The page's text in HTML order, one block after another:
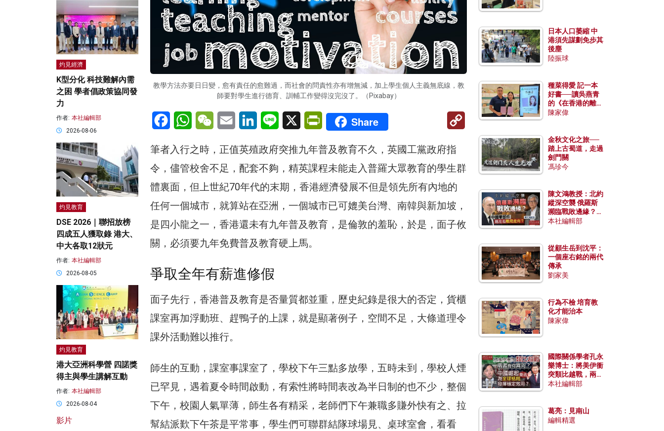
教學方法亦要日日變，愈有責任的愈難過，而社會的問責性亦有增無減，加上學生個人主義無底線，教
師要對學生進行德育、訓輔工作變得沒完沒了。（Pixabay）
FacebookWhatsAppWeChatEmail LinkedInLine X PrintFriendly
Share
Copy
筆者入行之時，正值英殖政府突推九年普及教育不久，英國工黨政府指
令，儘管校舍不足，配套不夠，精英課程未能走入普羅大眾教育的學生群
體裏面，但上世紀70年代的末期，香港經濟發展不但是領先所有內地的
任何一個城市，就算站在亞洲，一個城市已可媲美台灣、南韓與新加坡，
是四小龍之一，香港還未有九年普及教育，是倫敦的羞恥，於是，面子攸
關，必須要九年免費普及教育硬上馬。
爭取全年有薪進修假
面子先行，香港普及教育是否量質都並重，歷史紀錄是很大的否定，貨櫃
課室再加浮動班、趕鴨子的上課，就是顯著例子，空間不足，大條道理令
課外活動難以推行。
師生的互動，課室事課室了，學校下午三點多放學，五時未到，學校人煙
已罕見，遇着夏令時間啟動，有索性將時間表改為半日制的也不少，整個
下午，校園人氣單薄，師生各有精采，老師們下午兼職多賺外快有之、拉
幫結派歎下午茶是平常事，學生們可聯群結隊球場見、桌球室會，看看
灼見經濟
K型分化 科技難解內需
之困 學者倡政策協同發
力
作者: 本社編輯部
2026-08-06
灼見教育
DSE 2026｜聯招放榜
四成五人獲取錄 港大、
中大各取12狀元
作者: 本社編輯部
2026-08-05
灼見教育
港大亞洲科學營 四諾獎
得主與學生講解互動
作者: 本社編輯部
2026-08-04
影片
日本人口萎縮 中
港須先謀劃免步其
後塵
陸振球
種菜得愛 記一本
好書──讀吳燕青
的《在香港的離島
種菜》
陳家偉
金秋文化之旅──
踏上古蜀道，走過
劍門關
馮珍今
陳文鴻教授：北約
縱深空襲 俄羅斯
瀕臨戰敗邊緣？中
國零部件能左右戰
本社編輯部
從顧生岳到沈平：
一個座右銘的兩代
傳承
劉家美
行為不檢 培育教
化才能治本
陳家偉
國際關係學者孔永
樂博士：將美伊衝
突類比越戰，兩者
有何異同？中國崛
本社編輯部
葛亮：見南山
編輯精選